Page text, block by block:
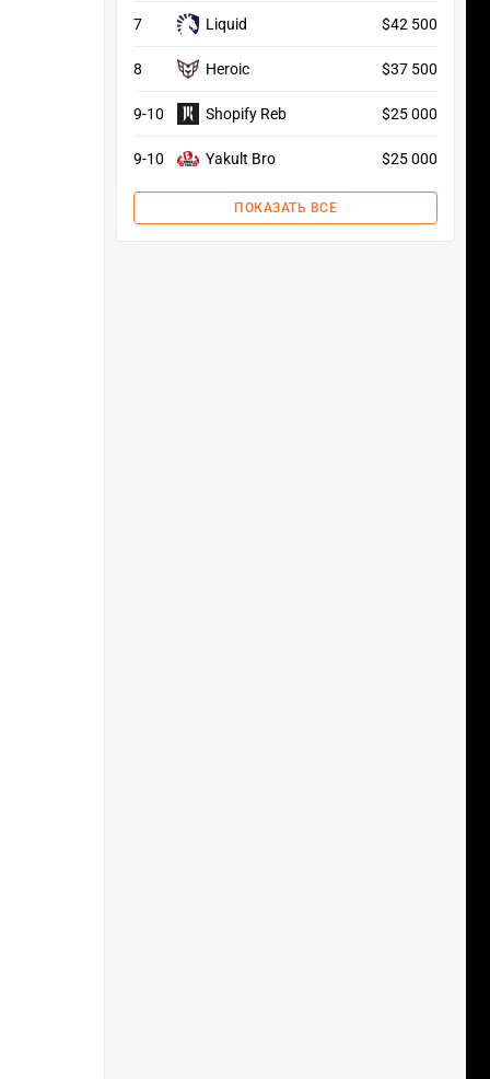
7 Liquid $42 500
8 Heroic $37 500
9-10 Shopify Reb $25 000
9-10 Yakult Bro $25 000
ПОКАЗАТЬ ВСЕ